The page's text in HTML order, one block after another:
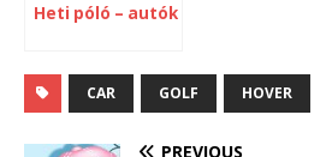
Heti póló – autók
CAR GOLF HOVER
PREVIOUS